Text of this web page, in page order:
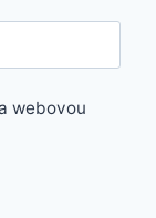
webovou